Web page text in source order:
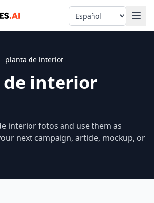
Language
planta de interior
interior
interior fotos and use them as
next campaign, article, mockup, or